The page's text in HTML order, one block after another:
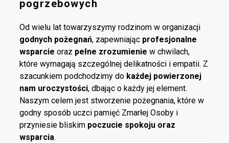
pogrzebowych
Od wielu lat towarzyszymy rodzinom w organizacji
godnych pożegnań, zapewniając profesjonalne
wsparcie oraz pełne zrozumienie w chwilach,
które wymagają szczególnej delikatności i empatii. Z
szacunkiem podchodzimy do każdej powierzonej
nam uroczystości, dbając o każdy jej element.
Naszym celem jest stworzenie pożegnania, które w
godny sposób uczci pamięć Zmarłej Osoby i
przyniesie bliskim poczucie spokoju oraz
wsparcia.